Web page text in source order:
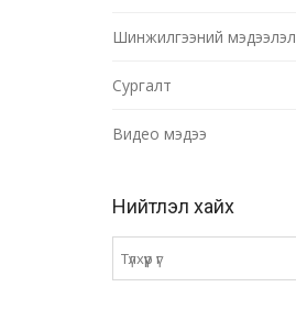
Шинжилгээний мэдээлэл
Сургалт
Видео мэдээ
Нийтлэл хайх